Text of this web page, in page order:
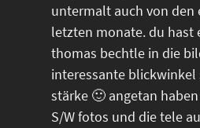
untermalt auch von den
letzten monate. du hast
thomas bechtle in die
interessante
stärke 🙂 angetan
S/W fotos und die tele